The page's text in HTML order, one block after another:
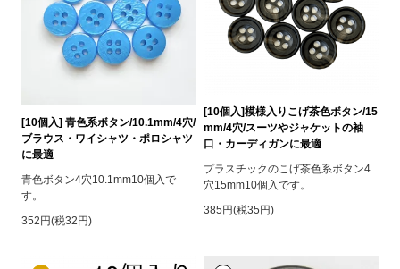
[10個入] 青色系ボタン/10.1mm/4穴/
ブラウス・ワイシャツ・ポロシャツ
に最適
青色ボタン4穴10.1mm10個入で
す。
352円(税32円)
[10個入]模様入りこげ茶色ボタン/15
mm/4穴/スーツやジャケットの袖
口・カーディガンに最適
プラスチックのこげ茶色系ボタン4
穴15mm10個入です。
385円(税35円)